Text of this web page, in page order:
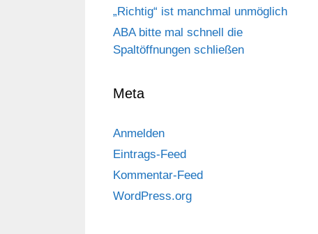
„Richtig“ ist manchmal unmöglich
ABA bitte mal schnell die
Spaltöffnungen schließen
Meta
Anmelden
Eintrags-Feed
Kommentar-Feed
WordPress.org